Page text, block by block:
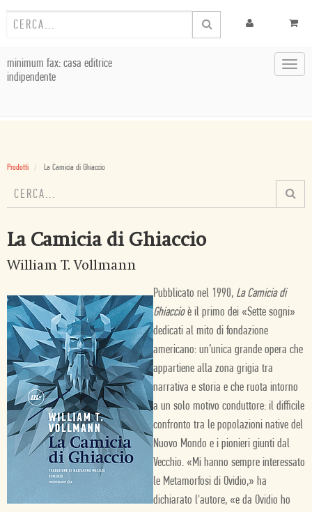
minimum fax: casa editrice
indipendente
Prodotti La Camicia di Ghiaccio
La Camicia di Ghiaccio
William T. Vollmann
Pubblicato nel 1990, La Camicia di
Ghiaccioè il primo dei «Sette sogni»
dedicati al mito di fondazione
americano: un’unica grande opera che
appartiene alla zona grigia tra
narrativa e storia e che ruota intorno
a un solo motivo conduttore: il difficile
confronto tra le popolazioni native del
Nuovo Mondo e i pionieri giunti dal
Vecchio. «Mi hanno sempre interessato
le Metamorfosi di Ovidio,» ha
dichiarato l'autore, «e da Ovidio ho